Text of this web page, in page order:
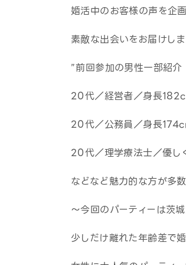
婚活中のお客様の声を企
素敵な出会いをお届けし
”前回参加の男性一部紹介
20代／経営者／身長
20代／公務員／身長
20代／理学療法士／優し
などなど魅力的な方が多
～今回のパーティーは茨
少しだけ離れた年齢差で